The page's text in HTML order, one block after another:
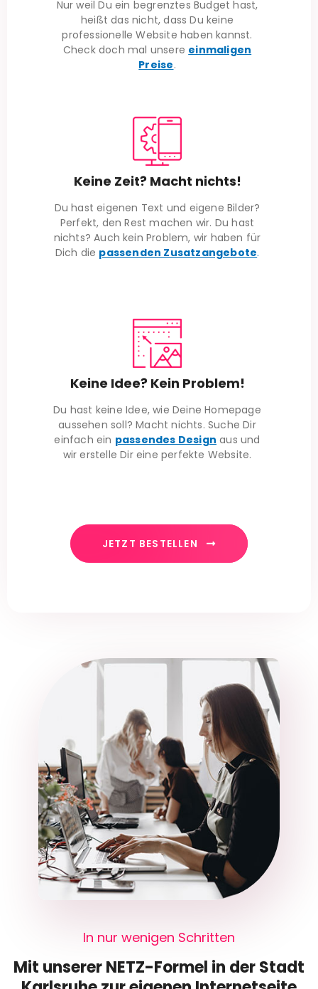
Nur weil Du ein begrenztes Budget hast,
heißt das nicht, dass Du keine
professionelle Website haben kannst.
Check doch mal unsere einmaligen
Preise.
Keine Zeit? Macht nichts!
Du hast eigenen Text und eigene Bilder?
Perfekt, den Rest machen wir. Du hast
nichts? Auch kein Problem, wir haben für
Dich die passenden Zusatzangebote.
Keine Idee? Kein Problem!
Du hast keine Idee, wie Deine Homepage
aussehen soll? Macht nichts. Suche Dir
einfach ein passendes Design aus und
wir erstelle Dir eine perfekte Website.
JETZT BESTELLEN
In nur wenigen Schritten
Mit unserer NETZ-Formel in der Stadt